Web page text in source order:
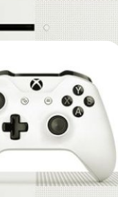
กย้ำ XboxOne
USA